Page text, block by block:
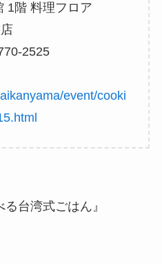
1階 料理フロア
2525
event/cooki
台湾式ごはん』